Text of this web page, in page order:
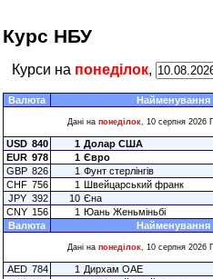
Курс НБУ
Курси на понеділок,
Валюта Найменування
Дані на понеділок, 10 серпня 2026
USD 840 1 Долар США
EUR 978 1 Євро
GBP 826 1 Фунт стерлінгів
CHF 756 1 Швейцарський франк
JPY 392 10 Єна
CNY 156 1 Юань Женьміньбі
Валюта
Найменування
Дані на понеділок, 10 серпня 2026
AED 784 1 Дирхам ОАЕ